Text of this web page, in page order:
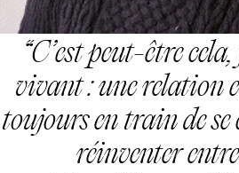
C’est peut-être
vivant : une relation
toujours en train de se
réinventer